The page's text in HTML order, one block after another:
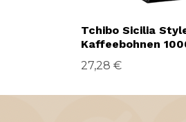
Tchibo Sicilia
Kaffeebohnen
27,28 €